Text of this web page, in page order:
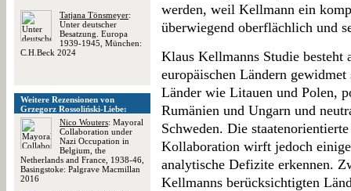
Tatjana Tönsmeyer:
Unter deutscher
Besatzung. Europa
1939-1945, München:
C.H.Beck 2024
Weitere Rezensionen von
Grzegorz Rossoliński-Liebe:
Nico Wouters: Mayoral
Collaboration under
Nazi Occupation in
Belgium, the
Netherlands and France, 1938-46,
Basingstoke: Palgrave Macmillan
2016
werden, weil Kellmann ein
überwiegend oberflächlich und
Klaus Kellmanns Studie besteht
europäischen Ländern
Länder wie Litauen und Polen,
Rumänien und Ungarn und
Schweden. Die
Kollaboration wirft jedoch
analytische Defizite erkennen.
Kellmanns berücksichtigten